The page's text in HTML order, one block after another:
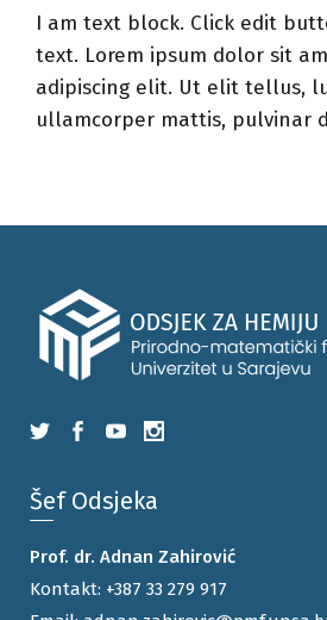
I am text block. Click edit
text. Lorem ipsum dolor sit
adipiscing elit. Ut elit tellus,
ullamcorper mattis, pulvinar
Šef Odsjeka
Prof. dr. Adnan Zahirović
Kontakt: +387 33 279 917